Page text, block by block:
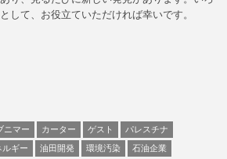
して、お役立ていただければ幸いです。
ニマー カーター ゲスト
パレスチナ
ルギー 油田開発 環境汚染 石油企業